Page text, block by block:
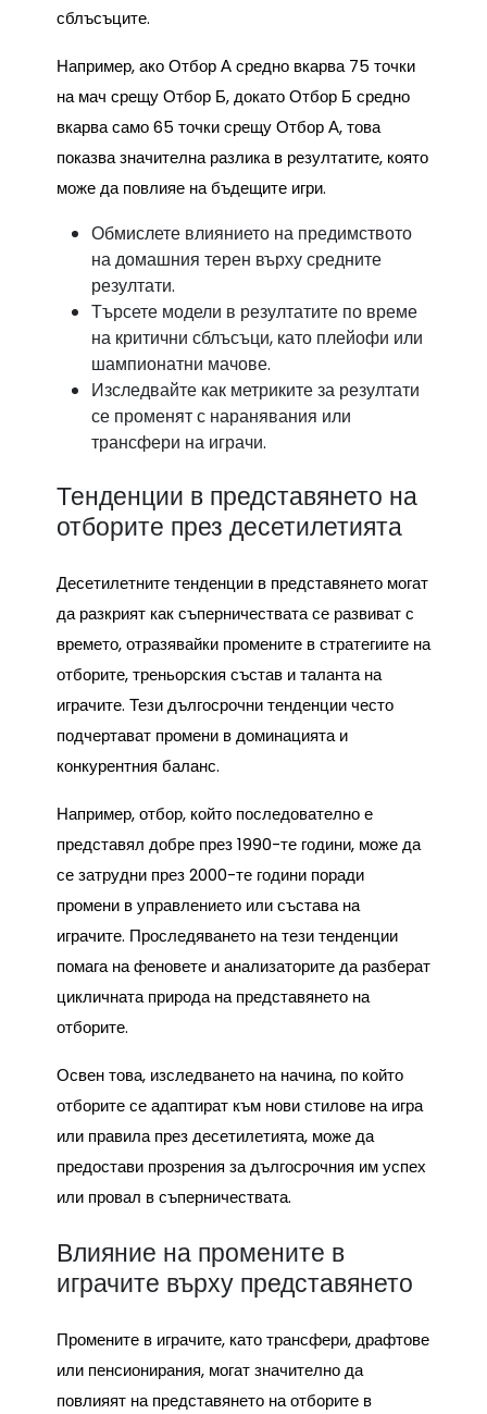
сблъсъците.
Например, ако Отбор А средно вкарва 75 точки
на мач срещу Отбор Б, докато Отбор Б средно
вкарва само 65 точки срещу Отбор А, това
показва значителна разлика в резултатите, която
може да повлияе на бъдещите игри.
Обмислете влиянието на предимството
на домашния терен върху средните
резултати.
Търсете модели в резултатите по време
на критични сблъсъци, като плейофи или
шампионатни мачове.
Изследвайте как метриките за резултати
се променят с наранявания или
трансфери на играчи.
Тенденции в представянето на
отборите през десетилетията
Десетилетните тенденции в представянето могат
да разкрият как съперничествата се развиват с
времето, отразявайки промените в стратегиите на
отборите, треньорския състав и таланта на
играчите. Тези дългосрочни тенденции често
подчертават промени в доминацията и
конкурентния баланс.
Например, отбор, който последователно е
представял добре през 1990-те години, може да
се затрудни през 2000-те години поради
промени в управлението или състава на
играчите. Проследяването на тези тенденции
помага на феновете и анализаторите да разберат
цикличната природа на представянето на
отборите.
Освен това, изследването на начина, по който
отборите се адаптират към нови стилове на игра
или правила през десетилетията, може да
предостави прозрения за дългосрочния им успех
или провал в съперничествата.
Влияние на промените в
играчите върху представянето
Промените в играчите, като трансфери, драфтове
или пенсионирания, могат значително да
повлияят на представянето на отборите в